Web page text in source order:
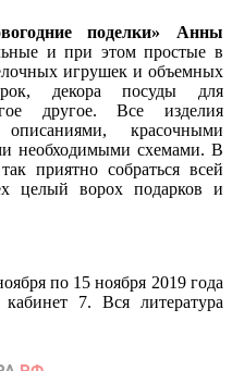
поделки» Анны
и при этом простые в
игрушек и объемных
декора посуды для
другое. Все изделия
красочными
необходимыми схемами. В
приятно собраться всей
целый ворох подарков и
по 15 ноября 2019 года
7. Вся литература